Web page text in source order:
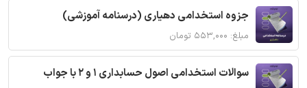
جزوه استخدامی دهیاری (درسنامه آموزشی)
مبلغ: ۵۵۳,۰۰۰ تومان
سوالات استخدامی اصول حسابداری 1 و 2 با جواب